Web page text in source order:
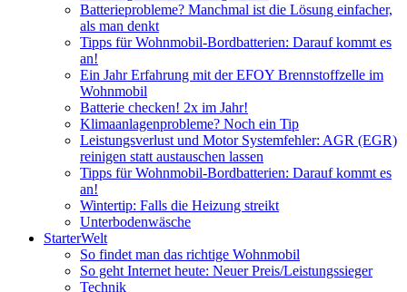
Batterieprobleme? Manchmal ist die Lösung einfacher,
als man denkt
Tipps für Wohnmobil-Bordbatterien: Darauf kommt es
an!
Ein Jahr Erfahrung mit der EFOY Brennstoffzelle im
Wohnmobil
Batterie checken! 2x im Jahr!
Klimaanlagenprobleme? Noch ein Tip
Leistungsverlust und Motor Systemfehler: AGR (EGR)
reinigen statt austauschen lassen
Tipps für Wohnmobil-Bordbatterien: Darauf kommt es
an!
Wintertip: Falls die Heizung streikt
Unterbodenwäsche
StarterWelt
So findet man das richtige Wohnmobil
So geht Internet heute: Neuer Preis/Leistungssieger
Technik